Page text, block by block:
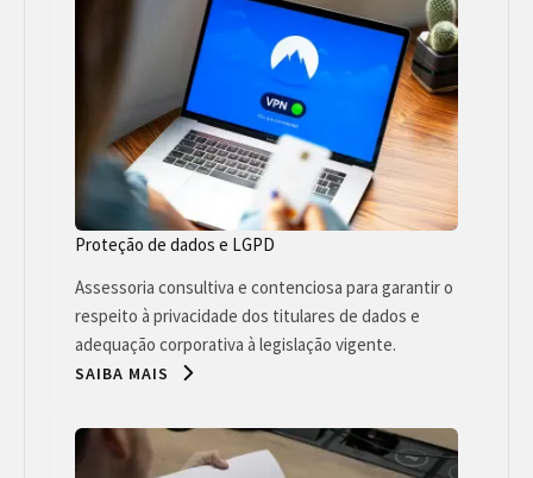
Proteção de dados e LGPD
Assessoria consultiva e contenciosa para garantir o
respeito à privacidade dos titulares de dados e
adequação corporativa à legislação vigente.
SAIBA MAIS